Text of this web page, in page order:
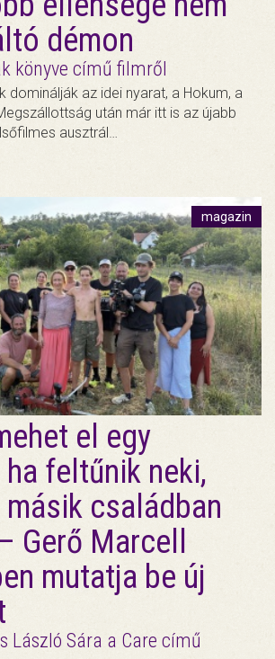
démon
könyve című filmről
dominálják az idei nyarat, a Hokum, a
után már itt is az újabb
ausztrál…
magazin
el egy
feltűnik neki,
másik családban
Gerő Marcell
mutatja be új
László Sára a Care című